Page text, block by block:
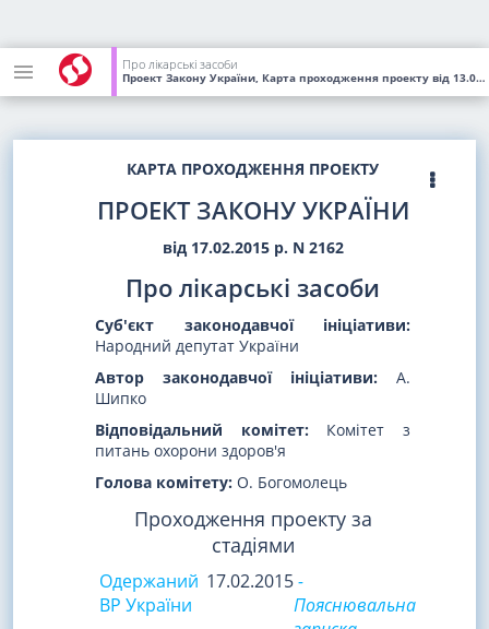
Про лікарські засоби
Проект Закону України, Карта проходження проекту від 13.07.2018
КАРТА ПРОХОДЖЕННЯ ПРОЕКТУ
ПРОЕКТ ЗАКОНУ УКРАЇНИ
від 17.02.2015 р. N 2162
Про лікарські засоби
Суб'єкт законодавчої ініціативи:
Народний депутат України
Автор законодавчої ініціативи: А.
Шипко
Відповідальний комітет:Комітет з
питань охорони здоров'я
Голова комітету: О. Богомолець
Проходження проекту за
стадіями
Одержаний
ВР України
17.02.2015-
Пояснювальна